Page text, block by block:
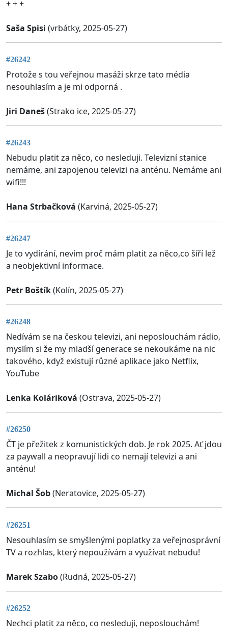
+ + +
Saša Spisi (vrbátky, 2025-05-27)
#26242
Protože s tou veřejnou masáži skrze tato média
nesouhlasím a je mi odporná .
Jiri Daneš(Strako ice, 2025-05-27)
#26243
Nebudu platit za něco, co nesleduji. Televizní stanice
nemáme, ani zapojenou televizi na anténu. Nemáme ani
wifi!!!
Hana Strbačková (Karviná, 2025-05-27)
#26247
Je to vydírání, nevím proč mám platit za něco,co šíří lež
a neobjektivní informace.
Petr Boštík(Kolín, 2025-05-27)
#26248
Nedívám se na českou televizi, ani neposlouchám rádio,
myslím si že my mladší generace se nekoukáme na nic
takového, když existují různé aplikace jako Netflix,
YouTube
Lenka Koláriková (Ostrava, 2025-05-27)
#26250
ČT je přežitek z komunistických dob. Je rok 2025. Ať jdou
za paywall a neopravují lidi co nemají televizi a ani
anténu!
Michal Šob(Neratovice, 2025-05-27)
#26251
Nesouhlasím se smyšlenými poplatky za veřejnosprávní
TV a rozhlas, který nepoužívám a využívat nebudu!
Marek Szabo(Rudná, 2025-05-27)
#26252
Nechci platit za něco, co nesleduji, neposlouchám!